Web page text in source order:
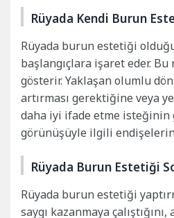
Rüyada Kendi Burun
Rüyada burun estetiği
başlangıçlara işaret eder.
gösterir. Yaklaşan olumlu
artırması gerektiğine veya
daha iyi ifade etme isteğinin
görünüşüyle ilgili
Rüyada Burun Estetiği
Rüyada burun estetiği
saygı kazanmaya